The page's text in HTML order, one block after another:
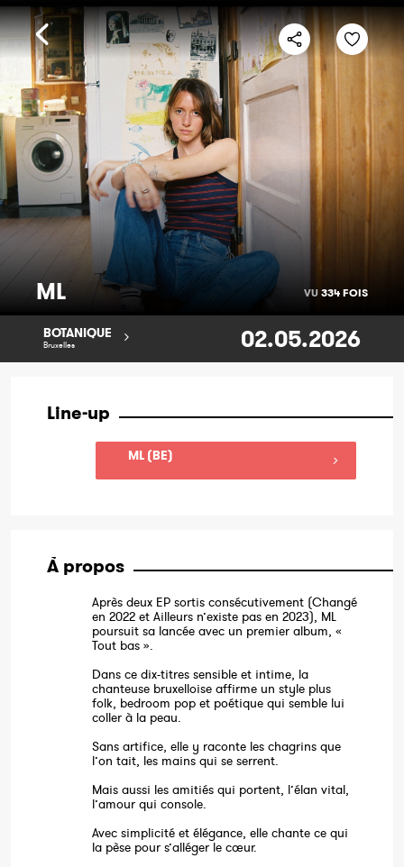
ML VU 334 FOIS
BOTANIQUE
Bruxelles 02.05.2026
Line-up
ML (BE)
À propos
Après deux EP sortis consécutivement (Changé
en 2022 et Ailleurs n’existe pas en 2023), ML
poursuit sa lancée avec un premier album, «
Tout bas ».
Dans ce dix-titres sensible et intime, la
chanteuse bruxelloise affirme un style plus
folk, bedroom pop et poétique qui semble lui
coller à la peau.
Sans artifice, elle y raconte les chagrins que
l’on tait, les mains qui se serrent.
Mais aussi les amitiés qui portent, l’élan vital,
l’amour qui console.
Avec simplicité et élégance, elle chante ce qui
la pèse pour s’alléger le cœur.